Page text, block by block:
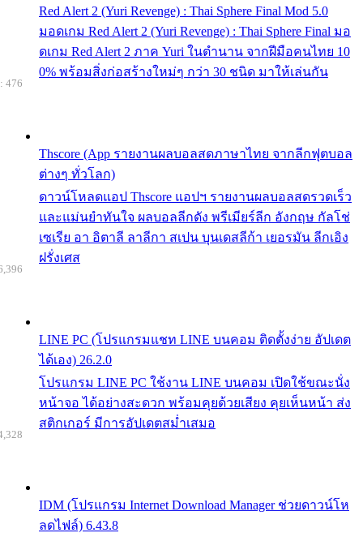
Red Alert 2 (Yuri Revenge) : Thai Sphere Final Mod 5.0
มอดเกม Red Alert 2 (Yuri Revenge) : Thai Sphere Final มอ
ดเกม Red Alert 2 ภาค Yuri ในตำนาน จากฝีมือคนไทย 10
0% พร้อมสิ่งก่อสร้างใหม่ๆ กว่า 30 ชนิด มาให้เล่นกัน
Thscore (App รายงานผลบอลสดภาษาไทย จากลีกฟุตบอล
ต่างๆ ทั่วโลก)
ดาวน์โหลดแอป Thscore แอปฯ รายงานผลบอลสดรวดเร็ว
และแม่นยำทันใจ ผลบอลลีกดัง พรีเมียร์ลีก อังกฤษ กัลโช่
เซเรีย อา อิตาลี ลาลีกา สเปน บุนเดสลีก้า เยอรมัน ลีกเอิง
ฝรั่งเศส
476
LINE PC (โปรแกรมแชท LINE บนคอม ติดตั้งง่าย อัปเดต
ได้เอง) 26.2.0
โปรแกรม LINE PC ใช้งาน LINE บนคอม เปิดใช้ขณะนั่ง
หน้าจอ ได้อย่างสะดวก พร้อมคุยด้วยเสียง คุยเห็นหน้า ส่ง
สติกเกอร์ มีการอัปเดตสม่ำเสมอ
IDM (โปรแกรม Internet Download Manager ช่วยดาวน์โห
ลดไฟล์) 6.43.8